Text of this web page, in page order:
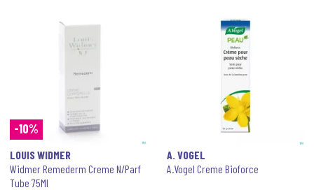
-10%
LOUIS WIDMER
Widmer Remederm Creme N/Parf
Tube 75Ml
A. VOGEL
A.Vogel Creme Bioforce